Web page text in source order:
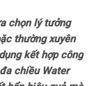
chọn lý tưởng
thường xuyên
kết hợp công
chiều Water